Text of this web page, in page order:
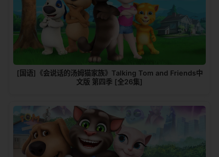
[国语]《会说话的汤姆猫家族》Talking Tom and Friends中
文版 第四季 [全26集]